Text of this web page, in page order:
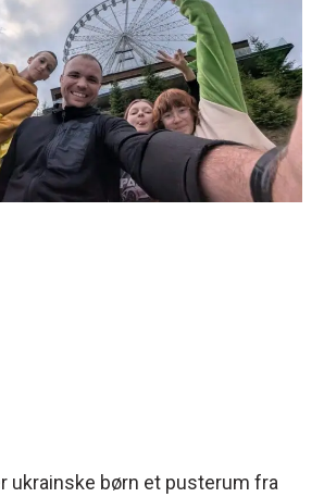
ukrainske børn et pusterum fra